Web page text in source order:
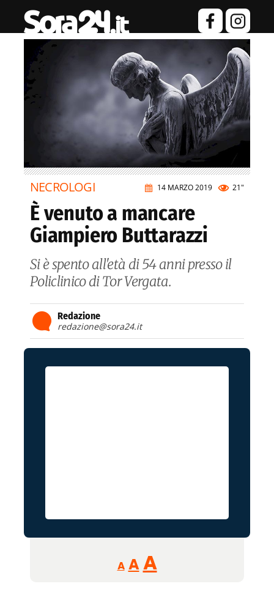
14 MARZO 2019 21"
NECROLOGI
È venuto a mancare
Giampiero Buttarazzi
Si è spento all'età di 54 anni presso il
Policlinico di Tor Vergata.
Redazione
redazione@sora24.it
A
Reducir
tamaño
A Restablecer
AAumentar